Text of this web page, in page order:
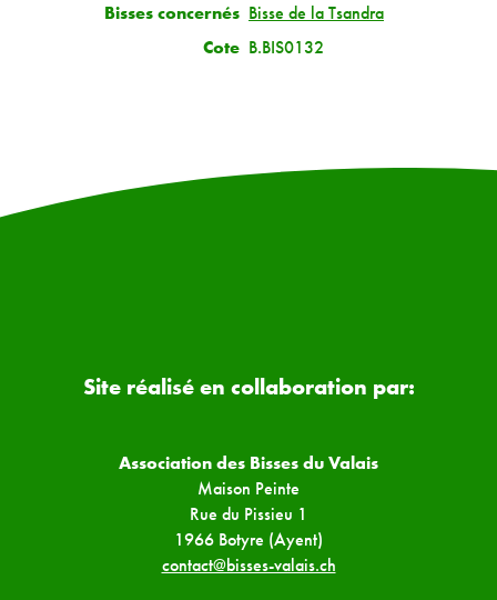
Bisses concernés Bisse de la Tsandra
Cote B.BIS0132
Site réalisé en collaboration par:
Association des Bisses du Valais
Maison Peinte
Rue du Pissieu 1
1966 Botyre (Ayent)
contact@bisses-valais.ch